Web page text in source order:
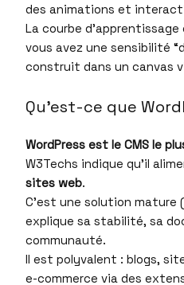
des animations et
La courbe
vous avez une sensibilité
construit dans un canvas
Qu’est-ce que
WordPress est le CMS le
W3Techs indique qu’il
sites web.​
C’est une solution mature
explique sa stabilité, sa
communauté.​
Il est polyvalent : blogs,
e-commerce via des